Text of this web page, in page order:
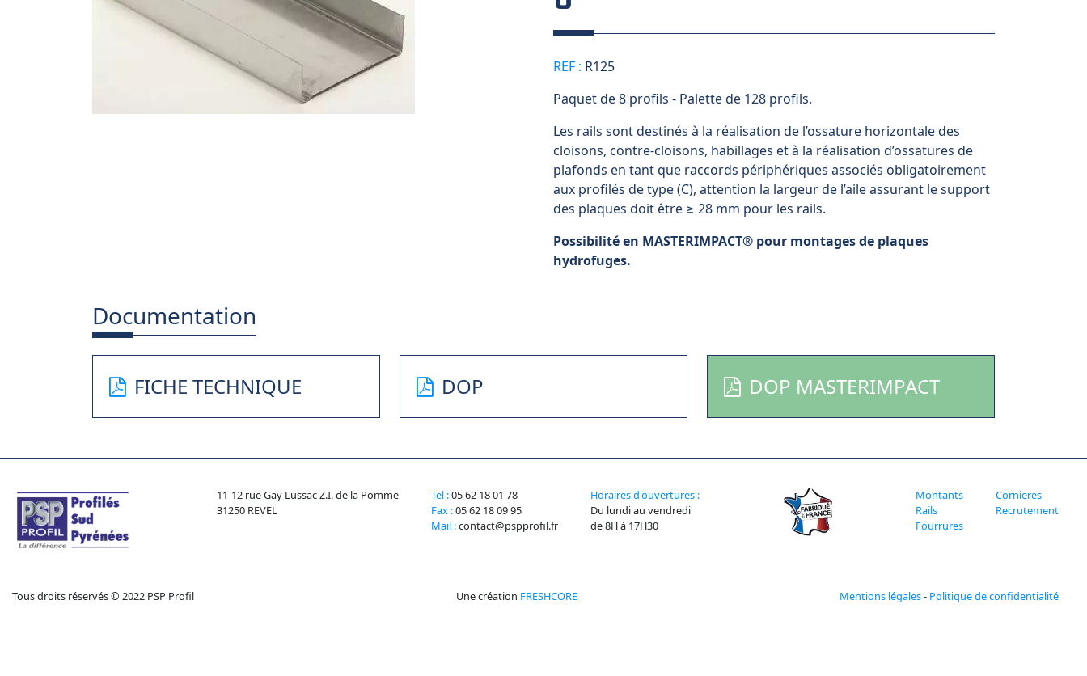
REF : R125
Paquet de 8 profils - Palette de 128 profils.
Les rails sont destinés à la réalisation de l’ossature horizontale des
cloisons, contre-cloisons, habillages et à la réalisation d’ossatures de
plafonds en tant que raccords périphériques associés obligatoirement
aux profilés de type (C), attention la largeur de l’aile assurant le support
des plaques doit être ≥ 28 mm pour les rails.
Possibilité en MASTERIMPACT® pour montages de plaques
hydrofuges.
Documentation
FICHE TECHNIQUE DOP DOP MASTERIMPACT
11-12 rue Gay Lussac Z.I. de la Pomme
31250 REVEL
Tel :05 62 18 01 78
Fax :05 62 18 09 95
Mail :contact@pspprofil.fr
Horaires d'ouvertures :
Du lundi au vendredi
de 8H à 17H30
Montants
Rails
Fourrures
Cornieres
Recrutement
Tous droits réservés © 2022 PSP Profil Une création FRESHCORE Mentions légales- Politique de confidentialité